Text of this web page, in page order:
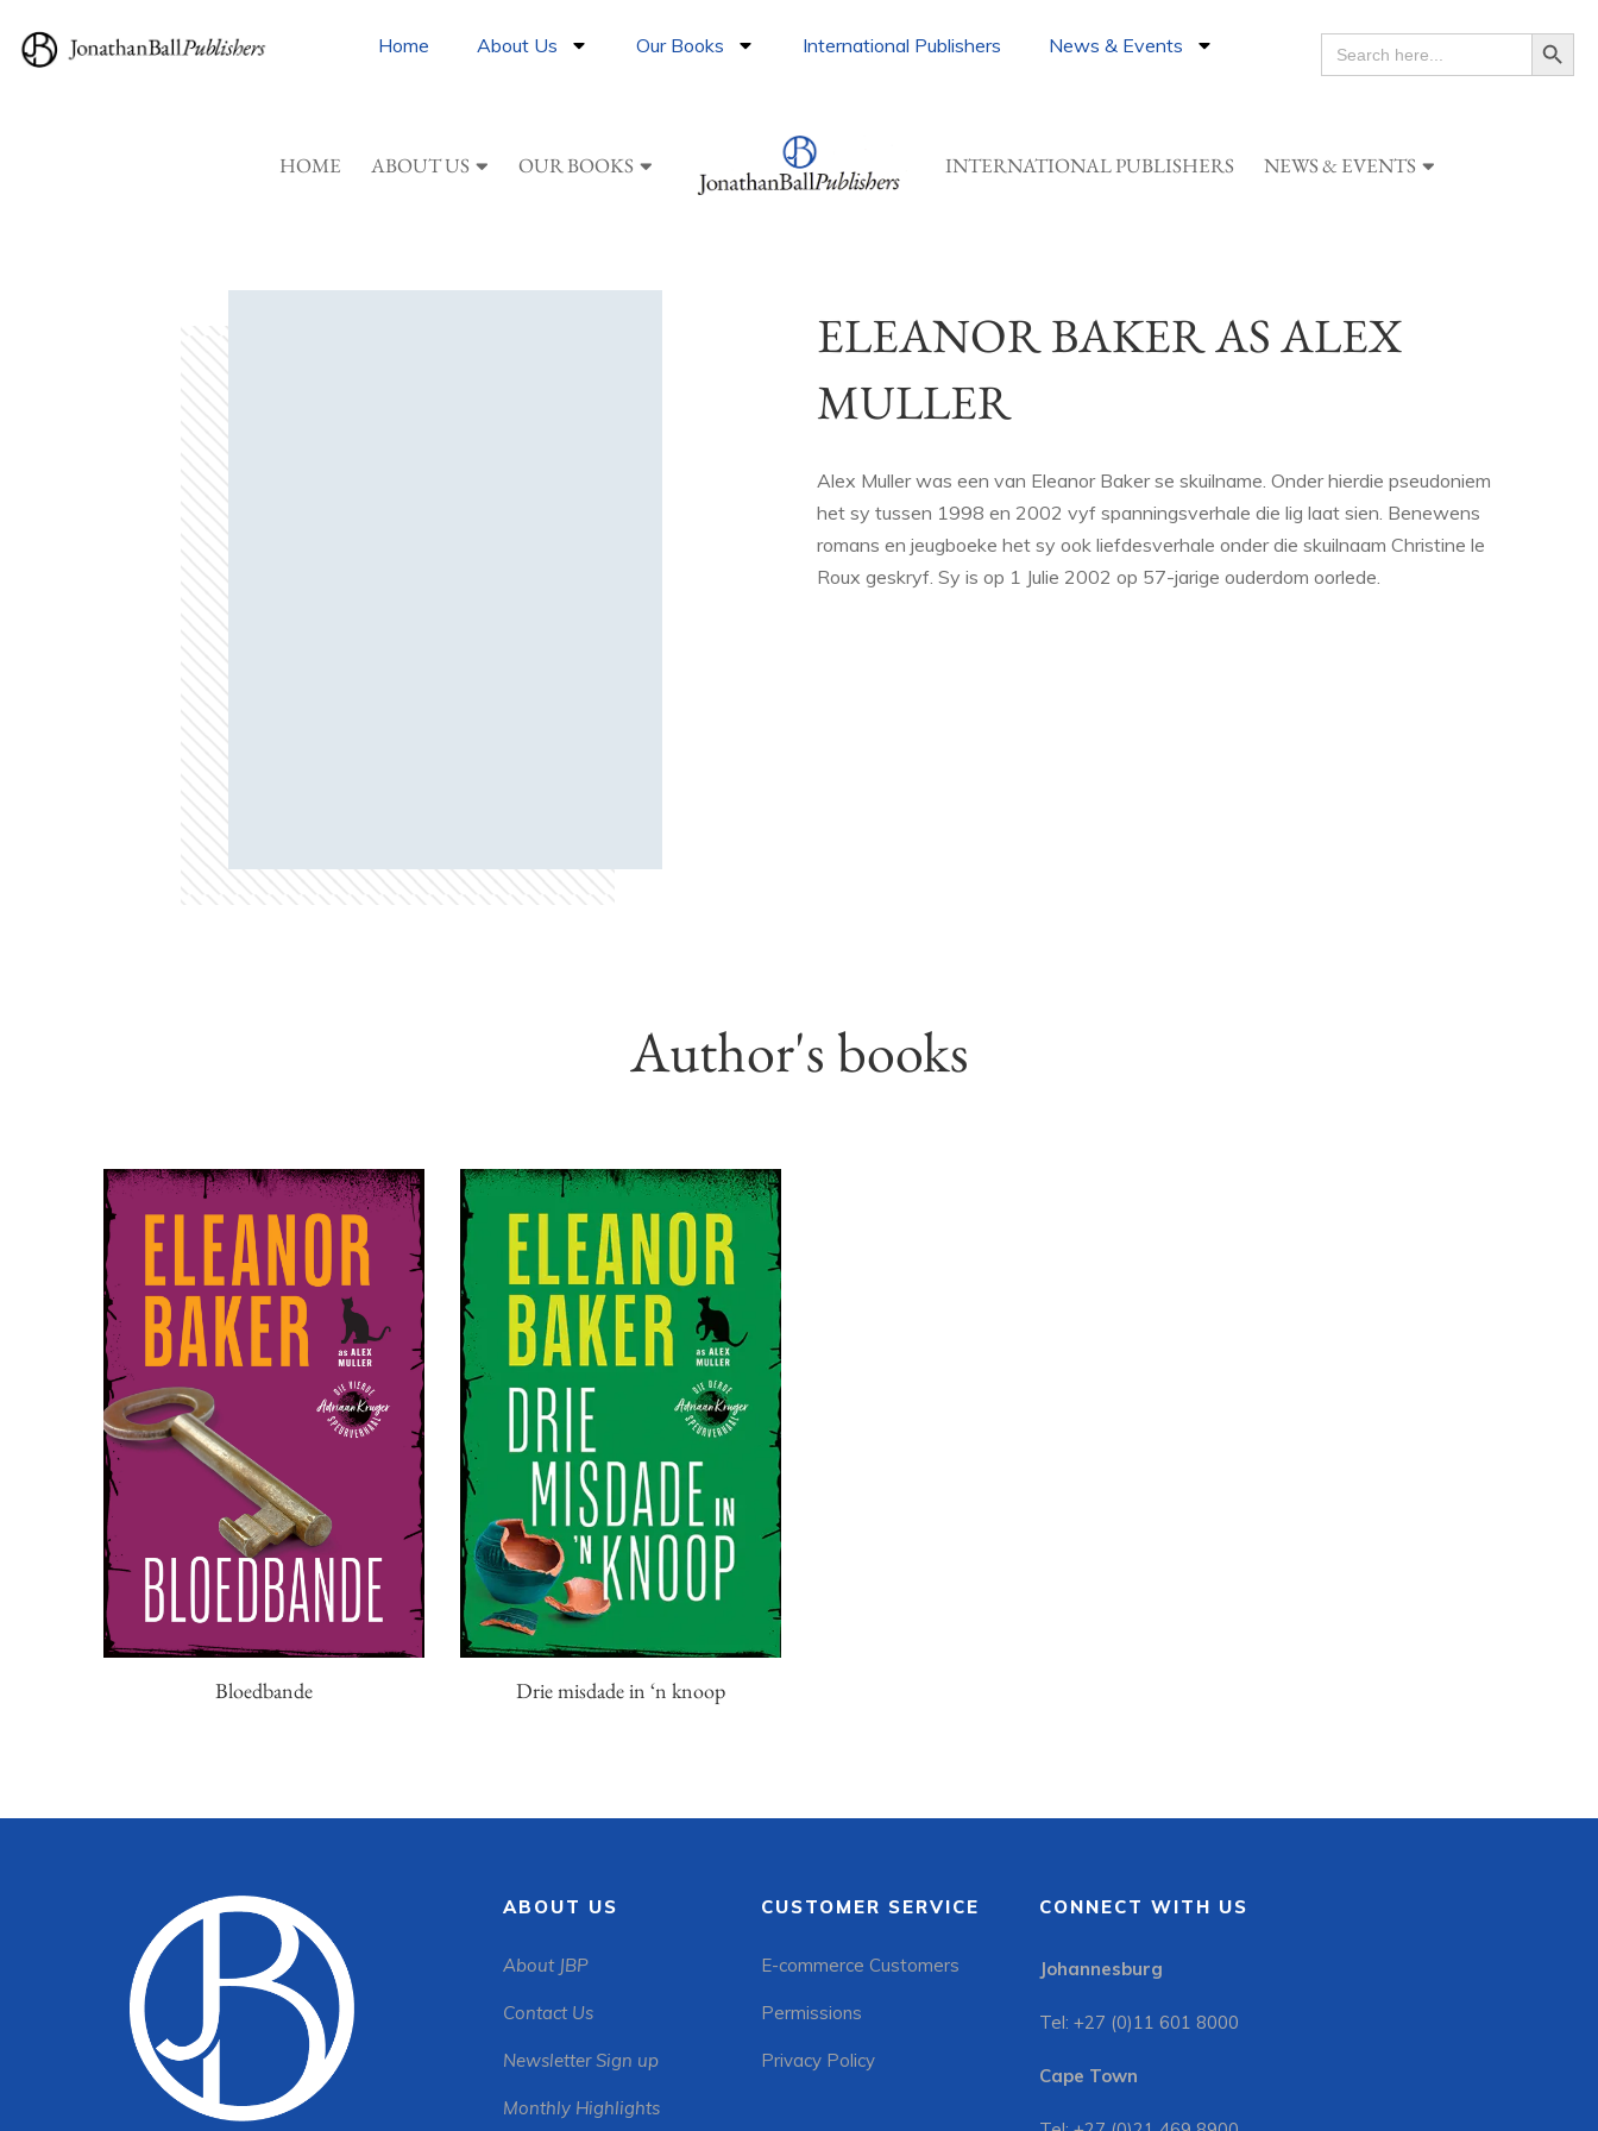
Home About Us Our Books International Publishers News & Events
SEARCH
FOR:
Search Button
HOME ABOUT US OUR BOOKS INTERNATIONAL PUBLISHERS NEWS & EVENTS
ELEANOR BAKER AS ALEX
MULLER
Alex Muller was een van Eleanor Baker se skuilname. Onder hierdie pseudoniem
het sy tussen 1998 en 2002 vyf spanningsverhale die lig laat sien. Benewens
romans en jeugboeke het sy ook liefdesverhale onder die skuilnaam Christine le
Roux geskryf. Sy is op 1 Julie 2002 op 57-jarige ouderdom oorlede.
Author's books
Bloedbande Drie misdade in ‘n knoop
ABOUT US
About JBP
Contact Us
Newsletter Sign up
Monthly Highlights
CUSTOMER SERVICE
E-commerce Customers
Permissions
Privacy Policy
CONNECT WITH US
Johannesburg
Tel: +27 (0)11 601 8000
Cape Town